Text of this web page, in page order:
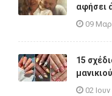
αφήσει
09
15
02